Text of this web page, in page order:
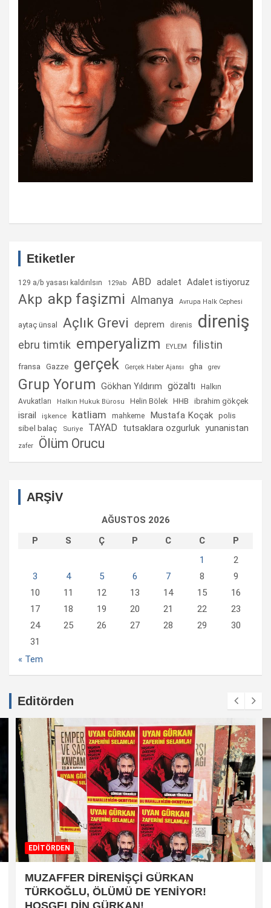
Etiketler
129 a/b yasası kaldırılsın 129ab ABD adalet Adalet istiyoruz
Akp akp faşizmi Almanya Avrupa Halk Cephesi
aytaç ünsal Açlık Grevi deprem direnis direniş
ebru timtik emperyalizm EYLEM filistin
fransa Gazze gerçek Gerçek Haber Ajansı gha grev
Grup Yorum Gökhan Yıldırım gözaltı
Halkın
Avukatları
Halkın Hukuk Bürosu Helin Bölek HHB ibrahim gökçek
israil işkence katliam mahkeme Mustafa Koçak polis
sibel balaç Suriye TAYAD tutsaklara ozgurluk yunanistan
zafer Ölüm Orucu
ARŞİV
AĞUSTOS 2026
P
S Ç P C C
P
1
2
3
4 5 6 7 8
9
10
11 12 13 14 15
16
17
18 19 20 21 22
23
24
25 26 27 28 29
30
31
« Tem
Editörden
EDİTÖRDEN
MUZAFFER DİRENİŞÇİ GÜRKAN
TÜRKOĞLU, ÖLÜMÜ DE YENİYOR!
HOŞGELDİN GÜRKAN!